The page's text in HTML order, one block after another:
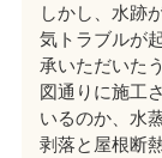
しかし、水跡
気トラブルが
承いただいた
図通りに施工
いるのか、水
剥落と屋根断